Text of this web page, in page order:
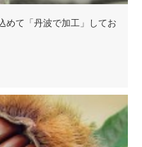
めて「丹波で加工」してお